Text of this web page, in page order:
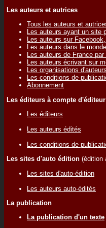
Les auteurs et autrices
Tous les auteurs et
Les auteurs ayant un site
Les auteurs sur
Les auteurs dans le monde
Les auteurs de France
Les auteurs écrivant sur
Les organisations d'auteurs
Les conditions de
Abonnement
Les éditeurs à compte d'éditeur
Les éditeurs
Les auteurs édités
Les conditions de
Les sites d'auto édition (édition
Les sites d'auto-édition
Les auteurs auto-édités
La publication
La publication d'un texte